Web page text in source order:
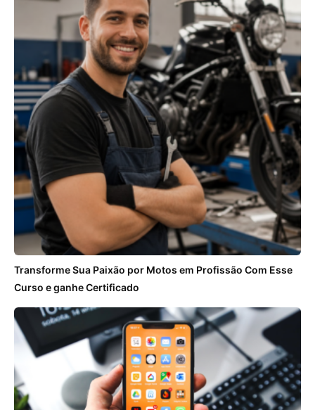
Transforme Sua Paixão por Motos em Profissão Com Esse
Curso e ganhe Certificado